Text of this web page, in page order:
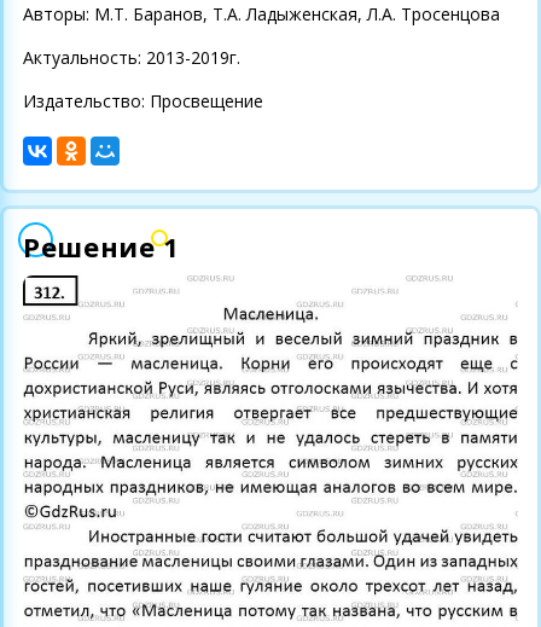
Авторы: М.Т. Баранов, Т.А. Ладыженская, Л.А. Тросенцова
Актуальность: 2013-2019г.
Издательство: Просвещение
Решение 1